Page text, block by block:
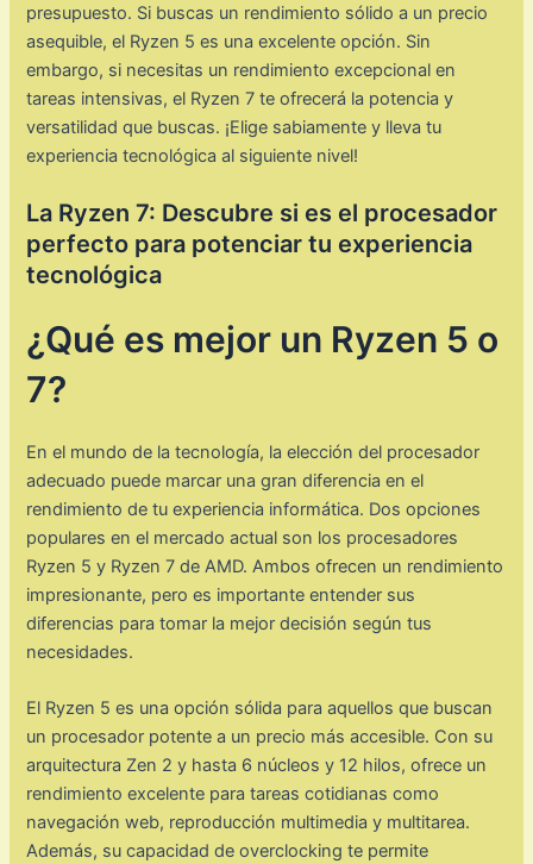
presupuesto. Si buscas un rendimiento sólido a un precio
asequible, el Ryzen 5 es una excelente opción. Sin
embargo, si necesitas un rendimiento excepcional en
tareas intensivas, el Ryzen 7 te ofrecerá la potencia y
versatilidad que buscas. ¡Elige sabiamente y lleva tu
experiencia tecnológica al siguiente nivel!
La Ryzen 7: Descubre si es el procesador
perfecto para potenciar tu experiencia
tecnológica
¿Qué es mejor un Ryzen 5 o
7?
En el mundo de la tecnología, la elección del procesador
adecuado puede marcar una gran diferencia en el
rendimiento de tu experiencia informática. Dos opciones
populares en el mercado actual son los procesadores
Ryzen 5 y Ryzen 7 de AMD. Ambos ofrecen un rendimiento
impresionante, pero es importante entender sus
diferencias para tomar la mejor decisión según tus
necesidades.
El Ryzen 5 es una opción sólida para aquellos que buscan
un procesador potente a un precio más accesible. Con su
arquitectura Zen 2 y hasta 6 núcleos y 12 hilos, ofrece un
rendimiento excelente para tareas cotidianas como
navegación web, reproducción multimedia y multitarea.
Además, su capacidad de overclocking te permite